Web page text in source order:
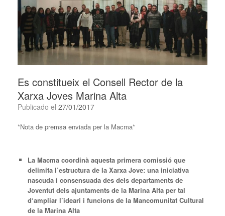
Es constitueix el Consell Rector de la
Xarxa Joves Marina Alta
Publicado el 27/01/2017
*Nota de premsa enviada per la Macma*
La Macma coordinà aquesta primera comissió que
delimita l’estructura de la Xarxa Jove: una iniciativa
nascuda i consensuada des dels departaments de
Joventut dels ajuntaments de la Marina Alta per tal
d‘ampliar l’ideari i funcions de la Mancomunitat Cultural
de la Marina Alta